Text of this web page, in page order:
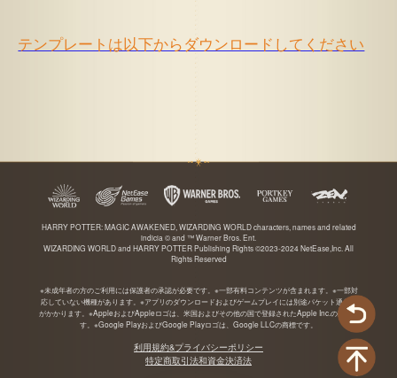
テンプレートは以下からダウンロードしてください
HARRY POTTER: MAGIC AWAKENED, WIZARDING WORLD characters, names and related
indicia © and ™ Warner Bros. Ent.
WIZARDING WORLD and HARRY POTTER Publishing Rights ©2023-2024 NetEase,Inc. All
Rights Reserved
※未成年者の方のご利用には保護者の承認が必要です。※一部有料コンテンツが含まれます。※一部対
応していない機種があります。※アプリのダウンロードおよびゲームプレイには別途パケット通信料
がかかります。※AppleおよびAppleロゴは、米国およびその他の国で登録されたApple Inc.の商標で
す。※Google PlayおよびGoogle Playロゴは、Google LLCの商標です。
利用規約&プライバシーポリシー
特定商取引法和資金決済法